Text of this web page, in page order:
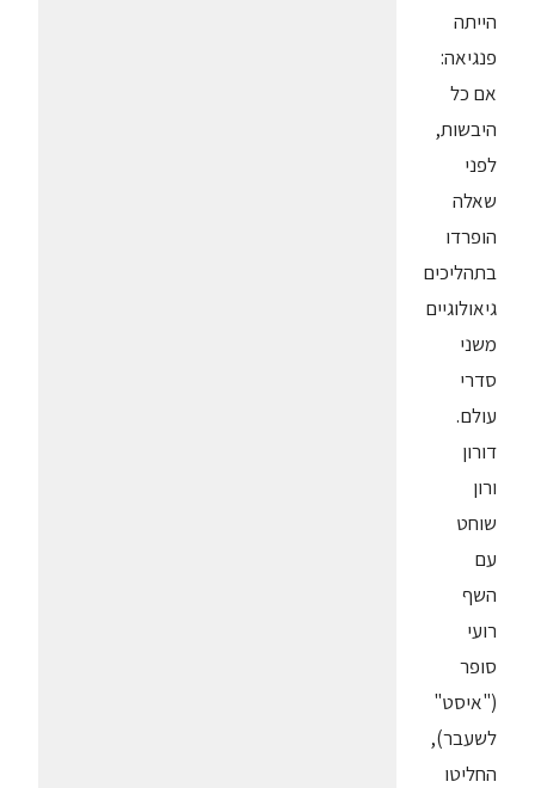
הייתה
פנגיאה:
אם כל
היבשות,
לפני
שאלה
הופרדו
בתהליכים
גיאולוגיים
משני
סדרי
עולם.
דורון
ורון
שוחט
עם
השף
רועי
סופר
("איסט"
לשעבר),
החליטו